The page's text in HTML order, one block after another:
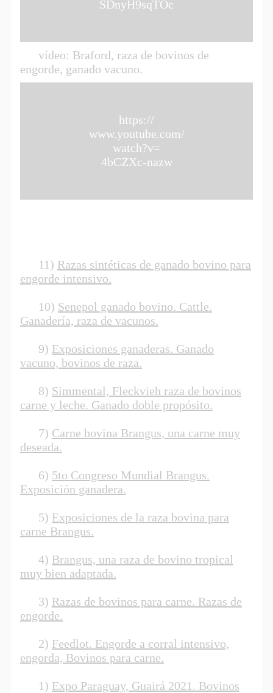
SDnyH9sqTOc
vídeo: Braford, raza de bovinos de
engorde, ganado vacuno.
https://
www.youtube.com/
watch?v=
4bCZXc-nazw
11) Razas sintéticas de ganado bovino para
engorde intensivo.
10) Senepol ganado bovino. Cattle.
Ganadería, raza de vacunos.
9) Exposiciones ganaderas. Ganado
vacuno, bovinos de raza.
8) Simmental, Fleckvieh raza de bovinos
carne y leche. Ganado doble propósito.
7) Carne bovina Brangus, una carne muy
deseada.
6) 5to Congreso Mundial Brangus.
Exposición ganadera.
5) Exposiciones de la raza bovina para
carne Brangus.
4) Brangus, una raza de bovino tropical
muy bien adaptada.
3) Razas de bovinos para carne. Razas de
engorde.
2) Feedlot. Engorde a corral intensivo,
engorda, Bovinos para carne.
1) Expo Paraguay, Guairá 2021. Bovinos